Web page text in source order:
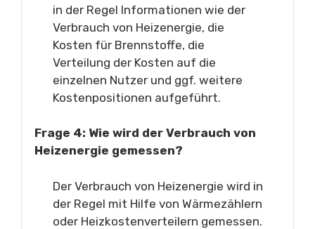
in der Regel Informationen wie der
Verbrauch von Heizenergie, die
Kosten für Brennstoffe, die
Verteilung der Kosten auf die
einzelnen Nutzer und ggf. weitere
Kostenpositionen aufgeführt.
Frage 4: Wie wird der Verbrauch von
Heizenergie gemessen?
Der Verbrauch von Heizenergie wird in
der Regel mit Hilfe von Wärmezählern
oder Heizkostenverteilern gemessen.